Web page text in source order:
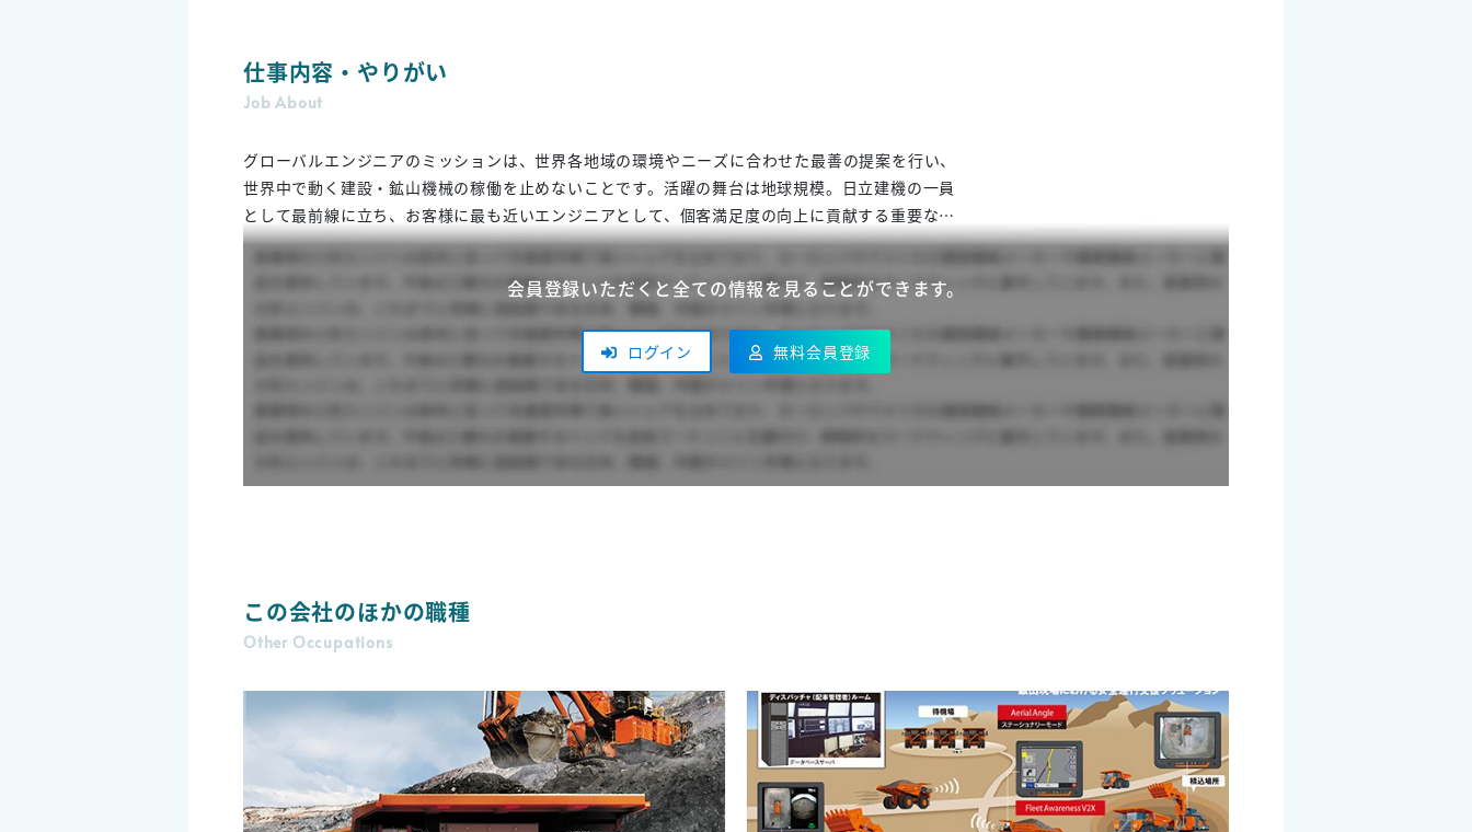
仕事内容・やりがい
Job About
グローバルエンジニアのミッションは、世界各地域の環境やニーズに合わせた最善の提案を行い、
世界中で動く建設・鉱山機械の稼働を止めないことです。活躍の舞台は地球規模。日立建機の一員
として最前線に立ち、お客様に最も近いエンジニアとして、個客満足度の向上に貢献する重要な
役割を担います。グローバルエンジニアは、日立建機が力を入れている「バリューチェーン事業」
の一角を担い、お客様とエンジニアの橋渡し役として活躍できる仕事です。
会員登録いただくと全ての情報を見ることができます。
ログイン 無料会員登録
この会社のほかの職種
Other Occupations